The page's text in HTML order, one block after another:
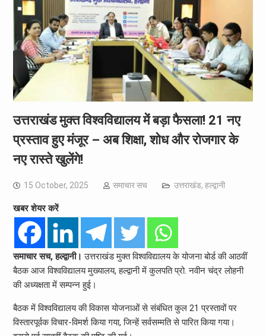
उत्तराखंड मुक्त विश्वविद्यालय में बड़ा फैसला! 21 नए
प्रस्ताव हुए मंजूर – अब शिक्षा, शोध और रोजगार के
नए रास्ते खुलेंगे!
15 October, 2025 समाचार सच उत्तराखंड, हल्द्वानी
खबर शेयर करें
समाचार सच, हल्द्वानी। उत्तराखंड मुक्त विश्वविद्यालय के योजना बोर्ड की आठवीं
बैठक आज विश्वविद्यालय मुख्यालय, हल्द्वानी में कुलपति प्रो. नवीन चंद्र लोहनी
की अध्यक्षता में सम्पन्न हुई।
बैठक में विश्वविद्यालय की विकास योजनाओं से संबंधित कुल 21 प्रस्तावों पर
विस्तारपूर्वक विचार-विमर्श किया गया, जिन्हें सर्वसम्मति से पारित किया गया।